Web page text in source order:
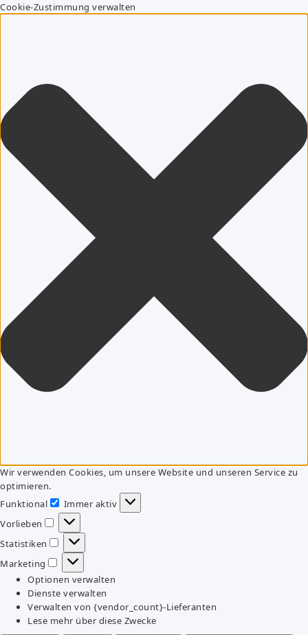
Cookie-Zustimmung verwalten
Wir verwenden Cookies, um unsere Website und unseren Service zu
optimieren.
Funktional
Funktional
Immer aktiv
Vorlieben
Vorlieben
Statistiken
Statistiken
Marketing
Marketing
Optionen verwalten
Dienste verwalten
Verwalten von {vendor_count}-Lieferanten
Lese mehr über diese Zwecke